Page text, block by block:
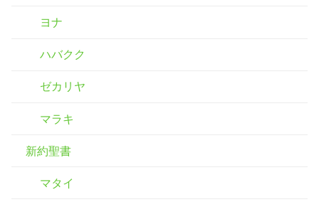
ヨナ
ハバクク
ゼカリヤ
マラキ
新約聖書
マタイ